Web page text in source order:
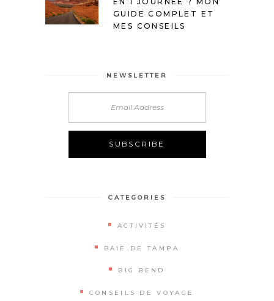
GUIDE COMPLET ET
MES CONSEILS
NEWSLETTER
CATEGORIES
ACTIVITÉS
BAIE DE TAMPA
BIG BEND
CONSEILS DE VOYAGE